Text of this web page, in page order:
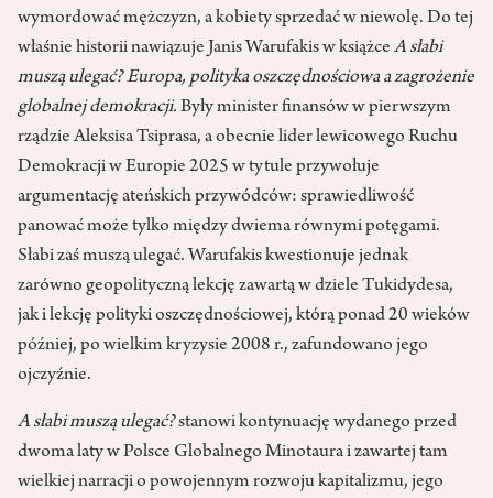
wymordować mężczyzn, a kobiety sprzedać w niewolę. Do tej
właśnie historii nawiązuje Janis Warufakis w książceA słabi
muszą ulegać? Europa, polityka oszczędnościowa a zagrożenie
globalnej demokracji. Były minister finansów w pierwszym
rządzie Aleksisa Tsiprasa, a obecnie lider lewicowego Ruchu
Demokracji w Europie 2025 w tytule przywołuje
argumentację ateńskich przywódców: sprawiedliwość
panować może tylko między dwiema równymi potęgami.
Słabi zaś muszą ulegać. Warufakis kwestionuje jednak
zarówno geopolityczną lekcję zawartą w dziele Tukidydesa,
jak i lekcję polityki oszczędnościowej, którą ponad 20 wieków
później, po wielkim kryzysie 2008 r., zafundowano jego
ojczyźnie.
A słabi muszą ulegać?stanowi kontynuację wydanego przed
dwoma laty w Polsce Globalnego Minotaura i zawartej tam
wielkiej narracji o powojennym rozwoju kapitalizmu, jego